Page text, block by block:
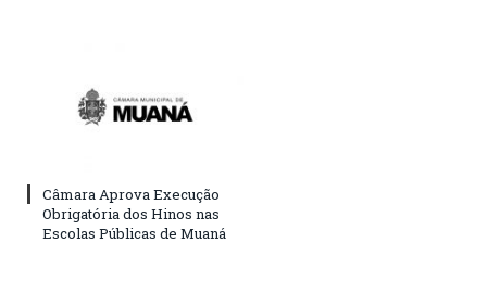
Câmara Aprova Execução
Obrigatória dos Hinos nas
Escolas Públicas de Muaná